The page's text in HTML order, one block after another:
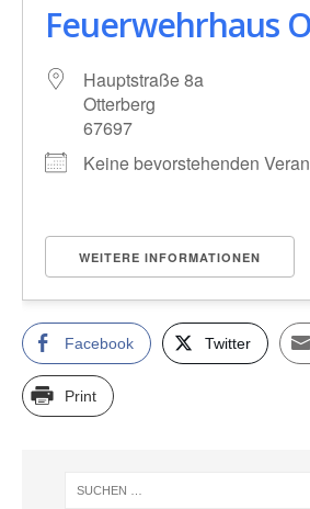
Feuerwehrhaus
Hauptstraße 8a
Otterberg
67697
Keine bevorstehenden
WEITERE INFORMATIONEN
Facebook Twitter
Print